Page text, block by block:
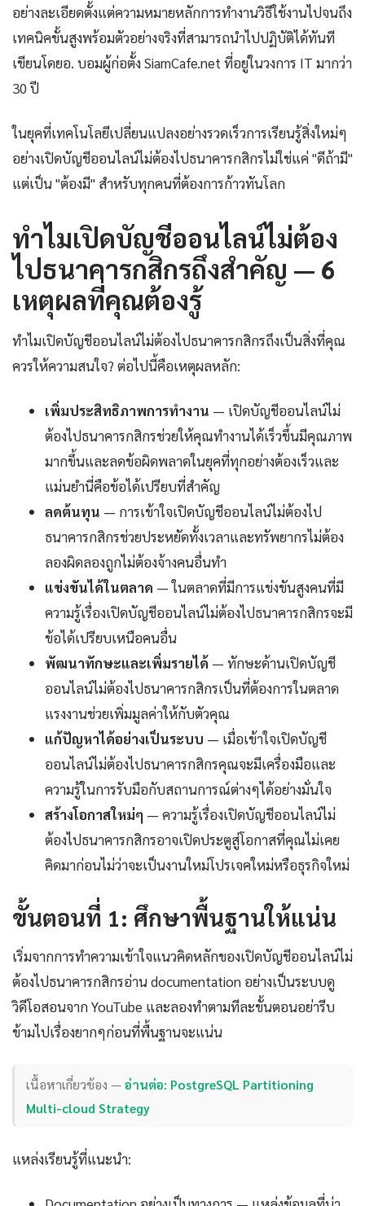
อย่างละเอียดตั้งแต่ความหมายหลักการทำงานวิธีใช้งานไปจนถึง
เทคนิคขั้นสูงพร้อมตัวอย่างจริงที่สามารถนำไปปฏิบัติได้ทันที
เขียนโดยอ. บอมผู้ก่อตั้ง SiamCafe.net ที่อยู่ในวงการ IT มากว่า
30 ปี
ในยุคที่เทคโนโลยีเปลี่ยนแปลงอย่างรวดเร็วการเรียนรู้สิ่งใหม่ๆ
อย่างเปิดบัญชีออนไลน์ไม่ต้องไปธนาคารกสิกรไม่ใช่แค่ "ดีถ้ามี"
แต่เป็น "ต้องมี" สำหรับทุกคนที่ต้องการก้าวทันโลก
ทำไมเปิดบัญชีออนไลน์ไม่ต้อง
ไปธนาคารกสิกรถึงสำคัญ — 6
เหตุผลที่คุณต้องรู้
ทำไมเปิดบัญชีออนไลน์ไม่ต้องไปธนาคารกสิกรถึงเป็นสิ่งที่คุณ
ควรให้ความสนใจ? ต่อไปนี้คือเหตุผลหลัก:
เพิ่มประสิทธิภาพการทำงาน — เปิดบัญชีออนไลน์ไม่
ต้องไปธนาคารกสิกรช่วยให้คุณทำงานได้เร็วขึ้นมีคุณภาพ
มากขึ้นและลดข้อผิดพลาดในยุคที่ทุกอย่างต้องเร็วและ
แม่นยำนี่คือข้อได้เปรียบที่สำคัญ
ลดต้นทุน — การเข้าใจเปิดบัญชีออนไลน์ไม่ต้องไป
ธนาคารกสิกรช่วยประหยัดทั้งเวลาและทรัพยากรไม่ต้อง
ลองผิดลองถูกไม่ต้องจ้างคนอื่นทำ
แข่งขันได้ในตลาด — ในตลาดที่มีการแข่งขันสูงคนที่มี
ความรู้เรื่องเปิดบัญชีออนไลน์ไม่ต้องไปธนาคารกสิกรจะมี
ข้อได้เปรียบเหนือคนอื่น
พัฒนาทักษะและเพิ่มรายได้ — ทักษะด้านเปิดบัญชี
ออนไลน์ไม่ต้องไปธนาคารกสิกรเป็นที่ต้องการในตลาด
แรงงานช่วยเพิ่มมูลค่าให้กับตัวคุณ
แก้ปัญหาได้อย่างเป็นระบบ — เมื่อเข้าใจเปิดบัญชี
ออนไลน์ไม่ต้องไปธนาคารกสิกรคุณจะมีเครื่องมือและ
ความรู้ในการรับมือกับสถานการณ์ต่างๆได้อย่างมั่นใจ
สร้างโอกาสใหม่ๆ — ความรู้เรื่องเปิดบัญชีออนไลน์ไม่
ต้องไปธนาคารกสิกรอาจเปิดประตูสู่โอกาสที่คุณไม่เคย
คิดมาก่อนไม่ว่าจะเป็นงานใหม่โปรเจคใหม่หรือธุรกิจใหม่
ขั้นตอนที่ 1: ศึกษาพื้นฐานให้แน่น
เริ่มจากการทำความเข้าใจแนวคิดหลักของเปิดบัญชีออนไลน์ไม่
ต้องไปธนาคารกสิกรอ่าน documentation อย่างเป็นระบบดู
วิดีโอสอนจาก YouTube และลองทำตามทีละขั้นตอนอย่ารีบ
ข้ามไปเรื่องยากๆก่อนที่พื้นฐานจะแน่น
เนื้อหาเกี่ยวข้อง —อ่านต่อ: PostgreSQL Partitioning
Multi-cloud Strategy
แหล่งเรียนรู้ที่แนะนำ: